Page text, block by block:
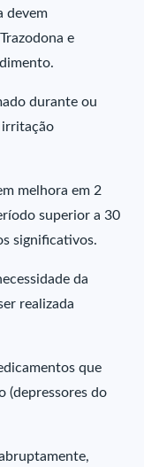
devem
e
durante ou
irritação
melhora em 2
superior a 30
significativos.
da
realizada
que
(depressores do